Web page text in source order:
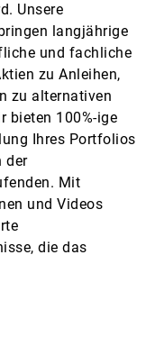
Unsere
langjährige
und fachliche
zu Anleihen,
zu alternativen
bieten 100%-ige
Ihres Portfolios
der
Mit
und Videos
die das